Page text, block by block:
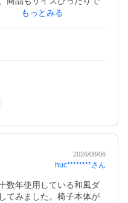
の手のカバーが見当たら
したが結果よかったで
たので信用を損なうほど
にしてみようとも思いま
したが正解でした。
もっとみる
2026/08/06
huc********さん
数年使用している和風ダ
てみました。椅子本体が